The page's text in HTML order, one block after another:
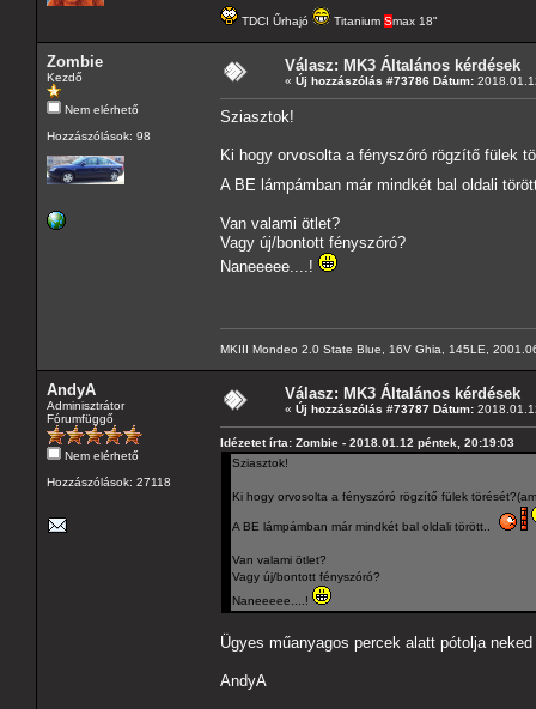
TDCI Űrhajó Titanium Smax 18"
Zombie
Kezdő
Nem elérhető
Hozzászólások: 98
Válasz: MK3 Általános kérdések
« Új hozzászólás #73786 Dátum:
Sziasztok!
Ki hogy orvosolta a fényszóró rögzítő fülek
A BE lámpámban már mindkét bal oldali
Van valami ötlet?
Vagy új/bontott fényszóró?
Naneeeee....!
MKIII Mondeo 2.0 State Blue, 16V Ghia, 145LE,
AndyA
Adminisztrátor
Fórumfüggő
Nem elérhető
Hozzászólások: 27118
Válasz: MK3 Általános kérdések
« Új hozzászólás #73787 Dátum:
Idézetet írta: Zombie - 2018.01.12 péntek, 20:19:03
Sziasztok!
Ki hogy orvosolta a fényszóró rögzítő fülek
A BE lámpámban már mindkét bal oldali törött..
Van valami ötlet?
Vagy új/bontott fényszóró?
Naneeeee....!
Ügyes műanyagos percek alatt pótolja
AndyA